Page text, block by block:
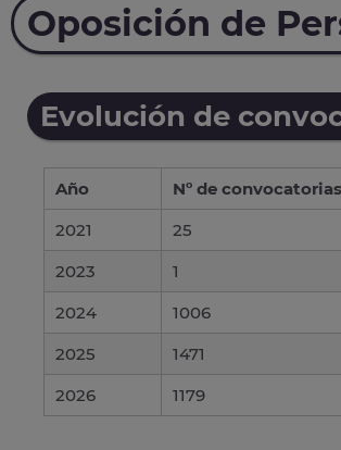
Oposición de
Evolución de
Año Nº de convocatorias
2021
25
2023
1
2024
1006
2025
1471
2026
1179